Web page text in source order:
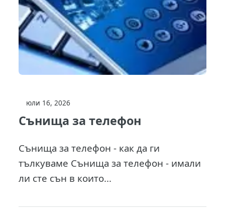
юли 16, 2026
Сънища за телефон
Сънища за телефон - как да ги
тълкуваме Сънища за телефон - имали
ли сте сън в които...